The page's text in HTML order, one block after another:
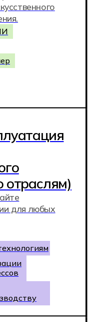
на
до
и
из
и
линии.
больше,